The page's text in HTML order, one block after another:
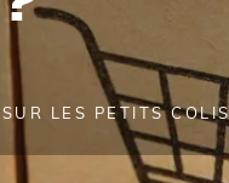
LES PETITS COLIS